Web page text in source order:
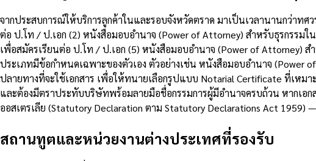
จากประสบการณ์ให้บริการลูกค้าในและรอบจังหวัดตราด มาเป็นเวลานานกว่า
ต่อ ป.โท / ป.เอก (2) หนังสือมอบอำนาจ (Power of Attorney) สำหรับธุรกรรม
เพื่อสมัครเรียนต่อ ป.โท / ป.เอก (5) หนังสือมอบอำนาจ (Power of Attorney) ส
ประเภทมีข้อกำหนดเฉพาะของตัวเอง ตัวอย่างเช่น หนังสือมอบอำนาจ (Power
ปลายทางที่จะใช้เอกสาร เพื่อให้ทนายเลือกรูปแบบ Notarial Certificate ที่เหม
และต้องมีตราประทับบริษัทพร้อมลายมือชื่อกรรมการผู้มีอำนาจครบถ้วน หากเ
ออสเตรเลีย (Statutory Declaration ตาม Statutory Declarations Act
สถานทูตและหน่วยงานต่างประเทศที่รองรับ